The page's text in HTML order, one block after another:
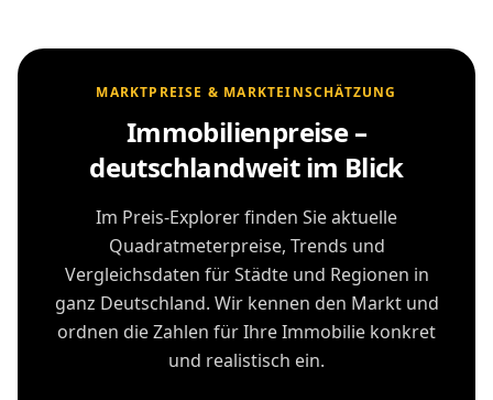
MARKTPREISE & MARKTEINSCHÄTZUNG
Immobilienpreise –
deutschlandweit im Blick
Im Preis-Explorer finden Sie aktuelle
Quadratmeterpreise, Trends und
Vergleichsdaten für Städte und Regionen in
ganz Deutschland. Wir kennen den Markt und
ordnen die Zahlen für Ihre Immobilie konkret
und realistisch ein.